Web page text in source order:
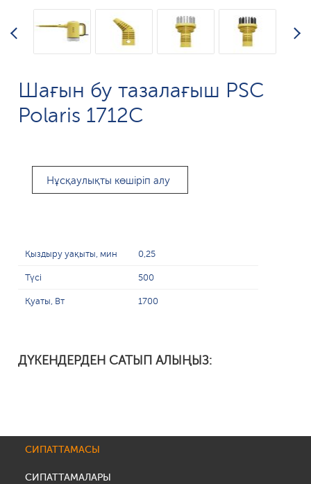
Шағын бу тазалағыш PSC
Polaris 1712C
Нұсқаулықты көшіріп алу
Қыздыру уақыты, мин 0,25
Түсі 500
Қуаты, Вт 1700
ДҮКЕНДЕРДЕН САТЫП АЛЫҢЫЗ:
СИПАТТАМАСЫ
СИПАТТАМАЛАРЫ